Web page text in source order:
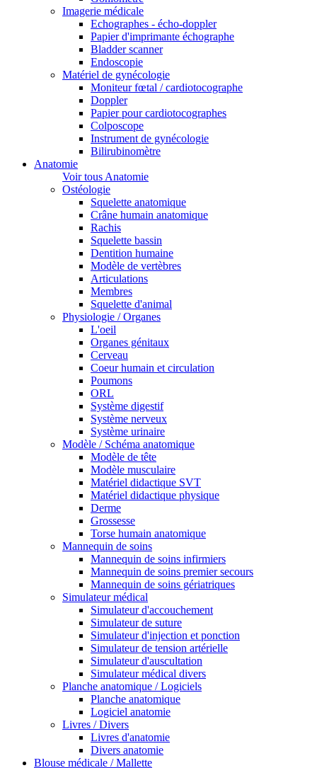
Imagerie médicale
Echographes - écho-doppler
Papier d'imprimante échographe
Bladder scanner
Endoscopie
Matériel de gynécologie
Moniteur fœtal / cardiotocographe
Doppler
Papier pour cardiotocographes
Colposcope
Instrument de gynécologie
Bilirubinomètre
Anatomie
Voir tous Anatomie
Ostéologie
Squelette anatomique
Crâne humain anatomique
Rachis
Squelette bassin
Dentition humaine
Modèle de vertèbres
Articulations
Membres
Squelette d'animal
Physiologie / Organes
L'oeil
Organes génitaux
Cerveau
Coeur humain et circulation
Poumons
ORL
Système digestif
Système nerveux
Système urinaire
Modèle / Schéma anatomique
Modèle de tête
Modèle musculaire
Matériel didactique SVT
Matériel didactique physique
Derme
Grossesse
Torse humain anatomique
Mannequin de soins
Mannequin de soins infirmiers
Mannequin de soins premier secours
Mannequin de soins gériatriques
Simulateur médical
Simulateur d'accouchement
Simulateur de suture
Simulateur d'injection et ponction
Simulateur de tension artérielle
Simulateur d'auscultation
Simulateur médical divers
Planche anatomique / Logiciels
Planche anatomique
Logiciel anatomie
Livres / Divers
Livres d'anatomie
Divers anatomie
Blouse médicale / Mallette